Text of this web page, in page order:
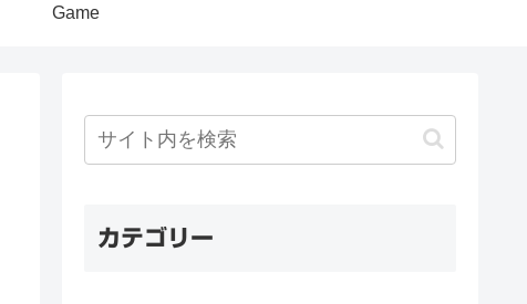
Game
カテゴリー